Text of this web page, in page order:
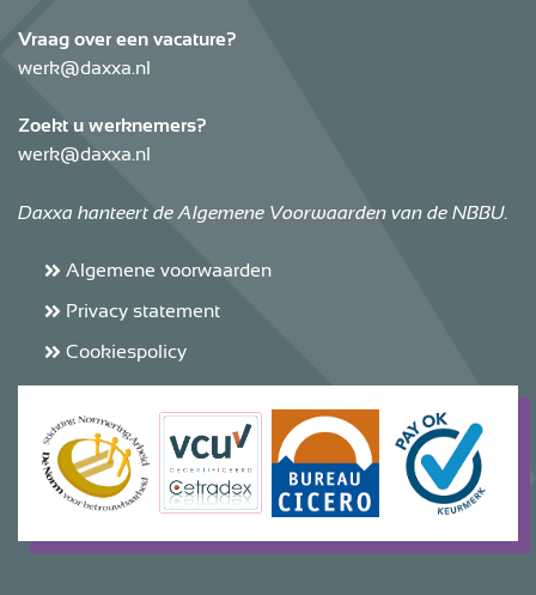
Vraag over een vacature?
werk@daxxa.nl
Zoekt u werknemers?
werk@daxxa.nl
Daxxa hanteert de Algemene Voorwaarden van de NBBU.
Algemene voorwaarden
Privacy statement
Cookiespolicy